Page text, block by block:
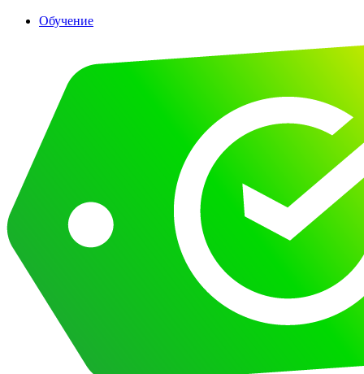
Обучение